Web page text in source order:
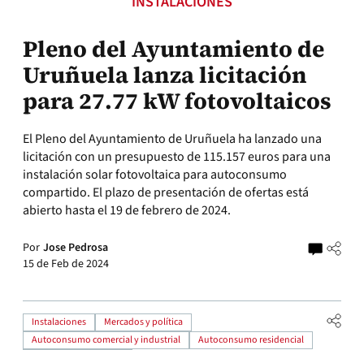
Pleno del Ayuntamiento de
Uruñuela lanza licitación
para 27.77 kW fotovoltaicos
El Pleno del Ayuntamiento de Uruñuela ha lanzado una
licitación con un presupuesto de 115.157 euros para una
instalación solar fotovoltaica para autoconsumo
compartido. El plazo de presentación de ofertas está
abierto hasta el 19 de febrero de 2024.
Por Jose Pedrosa
15 de Feb de 2024
Instalaciones
Mercados y política
Autoconsumo comercial y industrial
Autoconsumo residencial